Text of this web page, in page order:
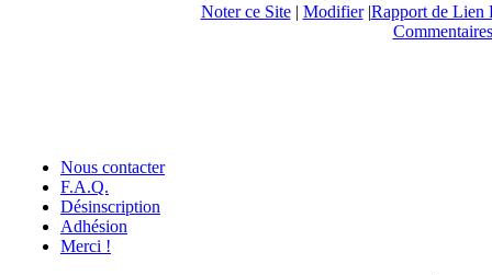
Noter ce Site| Modifier|Rapport de Lien
Nous contacter
F.A.Q.
Désinscription
Adhésion
Merci !